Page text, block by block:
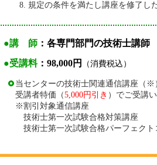
規定の条件を満たし講座を修了し
●講 師 ：各専門部門の技術士講師
●受講料：98,000円 （消費税込）
当センターの技術士関連通信講座（※
受講者特価（5,000円引き ）でご受講
※割引対象通信講座
技術士第一次試験合格対策講座
技術士第一次試験合格パーフェクト